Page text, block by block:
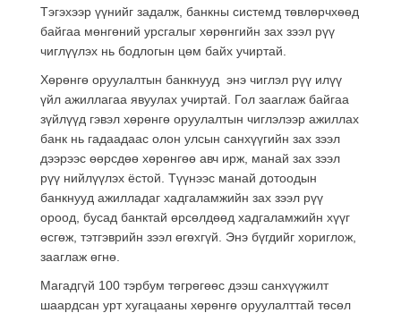
Тэгэхээр үүнийг задалж, банкны системд төвлөрчхөөд
байгаа мөнгөний урсгалыг хөрөнгийн зах зээл рүү
чиглүүлэх нь бодлогын цөм байх учиртай.
Хөрөнгө оруулалтын банкнууд энэ чиглэл рүү илүү
үйл ажиллагаа явуулах учиртай. Гол зааглаж байгаа
зүйлүүд гэвэл хөрөнгө оруулалтын чиглэлээр ажиллах
банк нь гадаадаас олон улсын санхүүгийн зах зээл
дээрээс өөрсдөө хөрөнгөө авч ирж, манай зах зээл
рүү нийлүүлэх ёстой. Түүнээс манай дотоодын
банкнууд ажилладаг хадгаламжийн зах зээл рүү
ороод, бусад банктай өрсөлдөөд хадгаламжийн хүүг
өсгөж, тэтгэврийн зээл өгөхгүй. Энэ бүгдийг хориглож,
зааглаж өгнө.
Магадгүй 100 тэрбум төгрөгөөс дээш санхүүжилт
шаардсан урт хугацааны хөрөнгө оруулалттай төсөл